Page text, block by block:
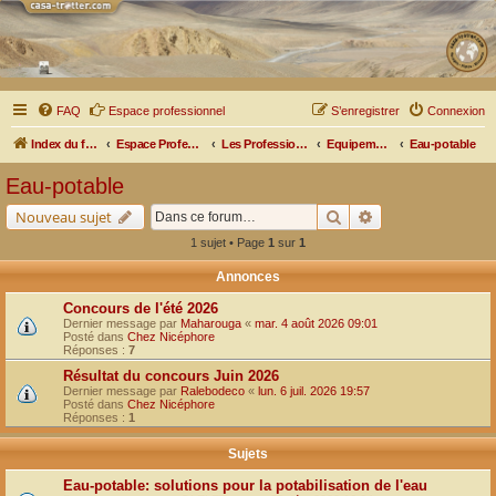
FAQ Espace professionnel Connexion
S’enregistrer
Index du forum Espace Professionnel Les Professionnels nous parlent Equipements et Matériels Eau-potable
Eau-potable
Nouveau sujet Rechercher
1 sujet • Page 1 sur 1
Annonces
Concours de l'été 2026
Dernier message par Maharouga « mar. 4 août 2026 09:01
Posté dans Chez Nicéphore
Réponses : 7
Résultat du concours Juin 2026
Dernier message par Ralebodeco « lun. 6 juil. 2026 19:57
Posté dans Chez Nicéphore
Réponses : 1
Sujets
Eau-potable: solutions pour la potabilisation de l'eau